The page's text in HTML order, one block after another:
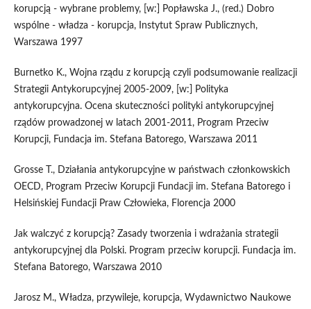
korupcją - wybrane problemy, [w:] Popławska J., (red.) Dobro
wspólne - władza - korupcja, Instytut Spraw Publicznych,
Warszawa 1997
Burnetko K., Wojna rządu z korupcją czyli podsumowanie realizacji
Strategii Antykorupcyjnej 2005-2009, [w:] Polityka
antykorupcyjna. Ocena skuteczności polityki antykorupcyjnej
rządów prowadzonej w latach 2001-2011, Program Przeciw
Korupcji, Fundacja im. Stefana Batorego, Warszawa 2011
Grosse T., Działania antykorupcyjne w państwach członkowskich
OECD, Program Przeciw Korupcji Fundacji im. Stefana Batorego i
Helsińskiej Fundacji Praw Człowieka, Florencja 2000
Jak walczyć z korupcją? Zasady tworzenia i wdrażania strategii
antykorupcyjnej dla Polski. Program przeciw korupcji. Fundacja im.
Stefana Batorego, Warszawa 2010
Jarosz M., Władza, przywileje, korupcja, Wydawnictwo Naukowe